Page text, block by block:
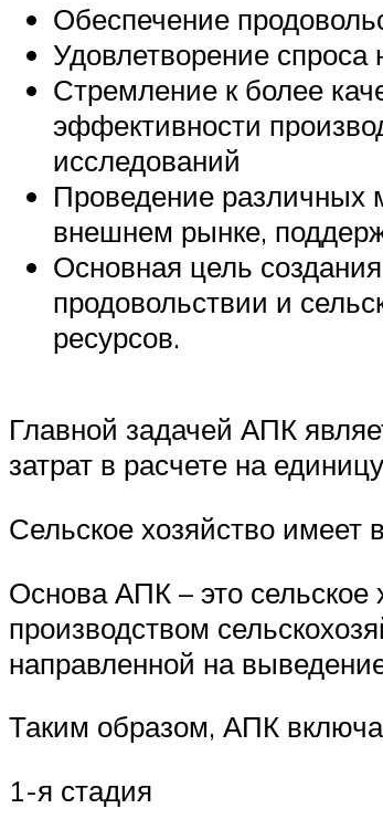
Обеспечение
Удовлетворение
Стремление к более
эффективности
исследований
Проведение различных
внешнем рынке,
Основная цель
продовольствии и
ресурсов.
Главной задачей АПК
затрат в расчете на единицу
Сельское хозяйство
Основа АПК – это сельское
производством
направленной на
Таким образом, АПК
1-я стадия